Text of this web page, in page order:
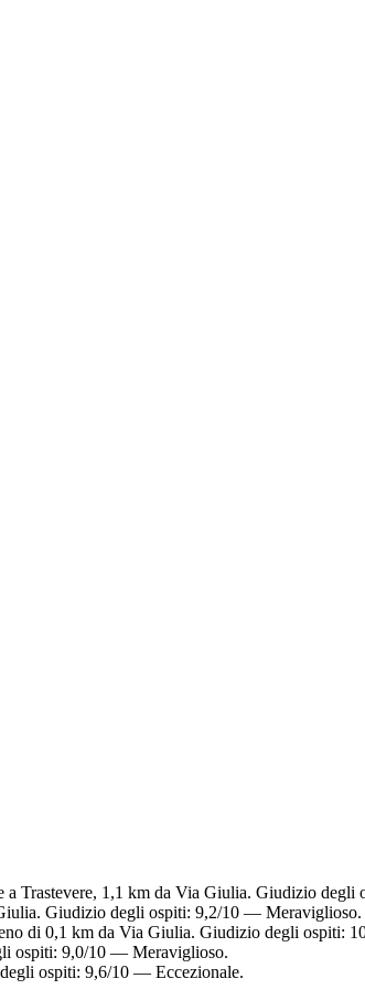
Trastevere, 1,1 km da Via Giulia. Giudizio degli
Giudizio degli ospiti: 9,2/10 — Meraviglioso.
di 0,1 km da Via Giulia. Giudizio degli ospiti:
ospiti: 9,0/10 — Meraviglioso.
ospiti: 9,6/10 — Eccezionale.